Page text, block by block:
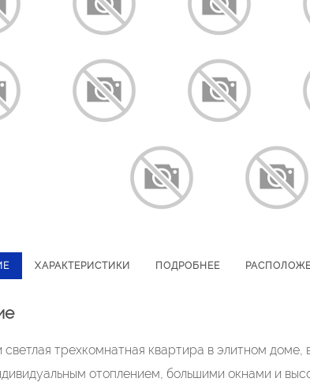
ХАРАКТЕРИСТИКИ ПОДРОБНЕЕ
светлая трехкомнатная квартира в элитном доме,
отоплением, большими окнами и